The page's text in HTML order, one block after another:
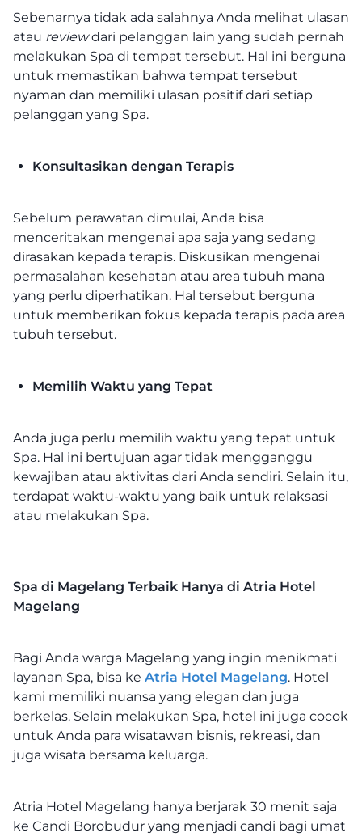
Sebenarnya tidak ada salahnya Anda melihat ulasan
atau reviewdari pelanggan lain yang sudah pernah
melakukan Spa di tempat tersebut. Hal ini berguna
untuk memastikan bahwa tempat tersebut
nyaman dan memiliki ulasan positif dari setiap
pelanggan yang Spa.
Konsultasikan dengan Terapis
Sebelum perawatan dimulai, Anda bisa
menceritakan mengenai apa saja yang sedang
dirasakan kepada terapis. Diskusikan mengenai
permasalahan kesehatan atau area tubuh mana
yang perlu diperhatikan. Hal tersebut berguna
untuk memberikan fokus kepada terapis pada area
tubuh tersebut.
Memilih Waktu yang Tepat
Anda juga perlu memilih waktu yang tepat untuk
Spa. Hal ini bertujuan agar tidak mengganggu
kewajiban atau aktivitas dari Anda sendiri. Selain itu,
terdapat waktu-waktu yang baik untuk relaksasi
atau melakukan Spa.
Spa di Magelang Terbaik Hanya di Atria Hotel
Magelang
Bagi Anda warga Magelang yang ingin menikmati
layanan Spa, bisa ke Atria Hotel Magelang. Hotel
kami memiliki nuansa yang elegan dan juga
berkelas. Selain melakukan Spa, hotel ini juga cocok
untuk Anda para wisatawan bisnis, rekreasi, dan
juga wisata bersama keluarga.
Atria Hotel Magelang hanya berjarak 30 menit saja
ke Candi Borobudur yang menjadi candi bagi umat